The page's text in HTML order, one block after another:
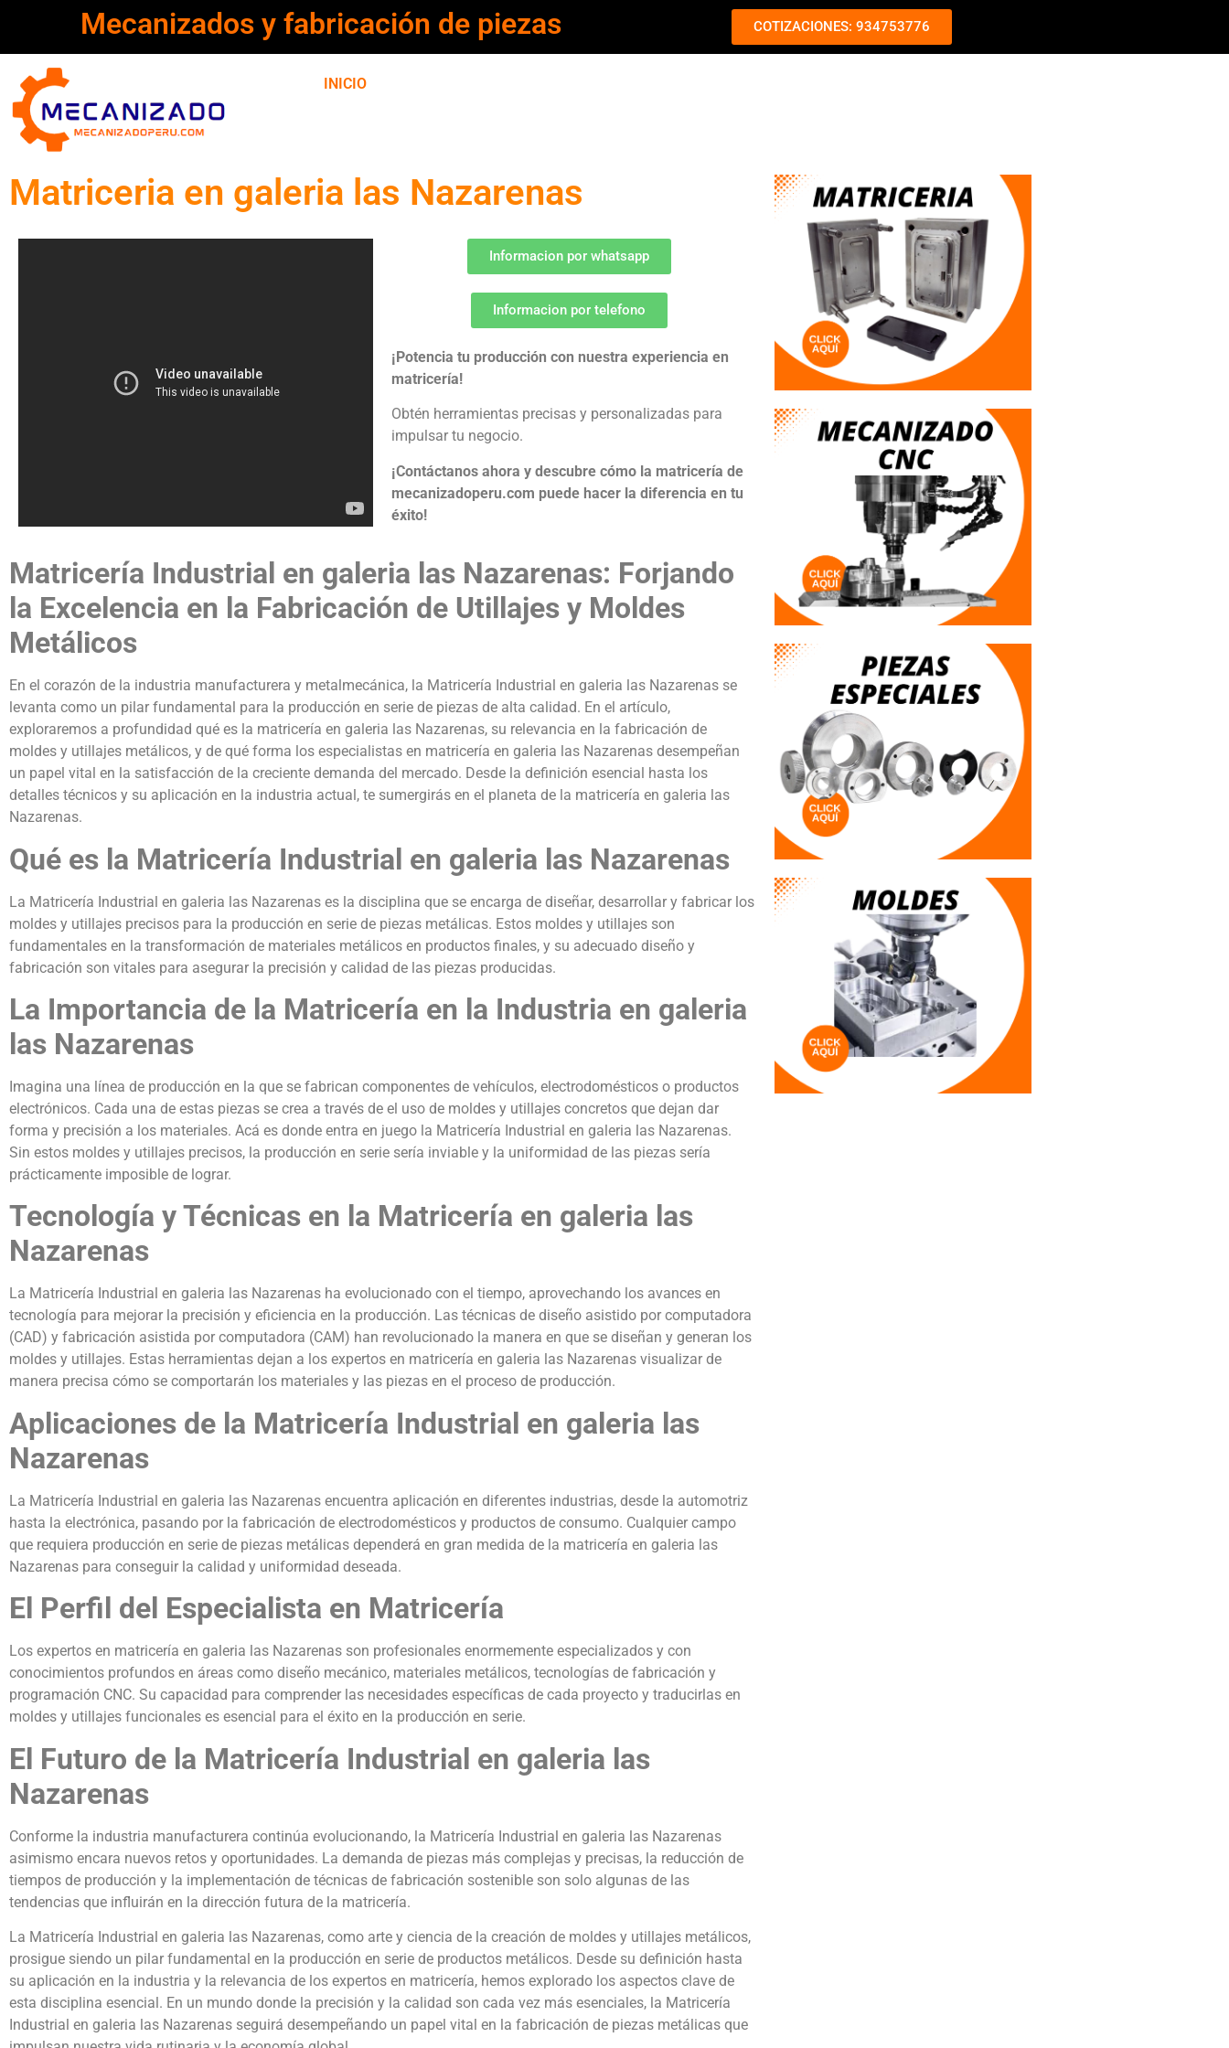
Mecanizados y fabricación de piezas COTIZACIONES: 934753776
INICIO
Matriceria en galeria las Nazarenas
Informacion por whatsapp
Informacion por telefono
¡Potencia tu producción con nuestra experiencia en
matricería!
Obtén herramientas precisas y personalizadas para
impulsar tu negocio.
¡Contáctanos ahora y descubre cómo la matricería de
mecanizadoperu.com puede hacer la diferencia en tu
éxito!
Matricería Industrial en galeria las Nazarenas: Forjando
la Excelencia en la Fabricación de Utillajes y Moldes
Metálicos
En el corazón de la industria manufacturera y metalmecánica, la Matricería Industrial en galeria las Nazarenas se
levanta como un pilar fundamental para la producción en serie de piezas de alta calidad. En el artículo,
exploraremos a profundidad qué es la matricería en galeria las Nazarenas, su relevancia en la fabricación de
moldes y utillajes metálicos, y de qué forma los especialistas en matricería en galeria las Nazarenas desempeñan
un papel vital en la satisfacción de la creciente demanda del mercado. Desde la definición esencial hasta los
detalles técnicos y su aplicación en la industria actual, te sumergirás en el planeta de la matricería en galeria las
Nazarenas.
Qué es la Matricería Industrial en galeria las Nazarenas
La Matricería Industrial en galeria las Nazarenas es la disciplina que se encarga de diseñar, desarrollar y fabricar los
moldes y utillajes precisos para la producción en serie de piezas metálicas. Estos moldes y utillajes son
fundamentales en la transformación de materiales metálicos en productos finales, y su adecuado diseño y
fabricación son vitales para asegurar la precisión y calidad de las piezas producidas.
La Importancia de la Matricería en la Industria en galeria
las Nazarenas
Imagina una línea de producción en la que se fabrican componentes de vehículos, electrodomésticos o productos
electrónicos. Cada una de estas piezas se crea a través de el uso de moldes y utillajes concretos que dejan dar
forma y precisión a los materiales. Acá es donde entra en juego la Matricería Industrial en galeria las Nazarenas.
Sin estos moldes y utillajes precisos, la producción en serie sería inviable y la uniformidad de las piezas sería
prácticamente imposible de lograr.
Tecnología y Técnicas en la Matricería en galeria las
Nazarenas
La Matricería Industrial en galeria las Nazarenas ha evolucionado con el tiempo, aprovechando los avances en
tecnología para mejorar la precisión y eficiencia en la producción. Las técnicas de diseño asistido por computadora
(CAD) y fabricación asistida por computadora (CAM) han revolucionado la manera en que se diseñan y generan los
moldes y utillajes. Estas herramientas dejan a los expertos en matricería en galeria las Nazarenas visualizar de
manera precisa cómo se comportarán los materiales y las piezas en el proceso de producción.
Aplicaciones de la Matricería Industrial en galeria las
Nazarenas
La Matricería Industrial en galeria las Nazarenas encuentra aplicación en diferentes industrias, desde la automotriz
hasta la electrónica, pasando por la fabricación de electrodomésticos y productos de consumo. Cualquier campo
que requiera producción en serie de piezas metálicas dependerá en gran medida de la matricería en galeria las
Nazarenas para conseguir la calidad y uniformidad deseada.
El Perfil del Especialista en Matricería
Los expertos en matricería en galeria las Nazarenas son profesionales enormemente especializados y con
conocimientos profundos en áreas como diseño mecánico, materiales metálicos, tecnologías de fabricación y
programación CNC. Su capacidad para comprender las necesidades específicas de cada proyecto y traducirlas en
moldes y utillajes funcionales es esencial para el éxito en la producción en serie.
El Futuro de la Matricería Industrial en galeria las
Nazarenas
Conforme la industria manufacturera continúa evolucionando, la Matricería Industrial en galeria las Nazarenas
asimismo encara nuevos retos y oportunidades. La demanda de piezas más complejas y precisas, la reducción de
tiempos de producción y la implementación de técnicas de fabricación sostenible son solo algunas de las
tendencias que influirán en la dirección futura de la matricería.
La Matricería Industrial en galeria las Nazarenas, como arte y ciencia de la creación de moldes y utillajes metálicos,
prosigue siendo un pilar fundamental en la producción en serie de productos metálicos. Desde su definición hasta
su aplicación en la industria y la relevancia de los expertos en matricería, hemos explorado los aspectos clave de
esta disciplina esencial. En un mundo donde la precisión y la calidad son cada vez más esenciales, la Matricería
Industrial en galeria las Nazarenas seguirá desempeñando un papel vital en la fabricación de piezas metálicas que